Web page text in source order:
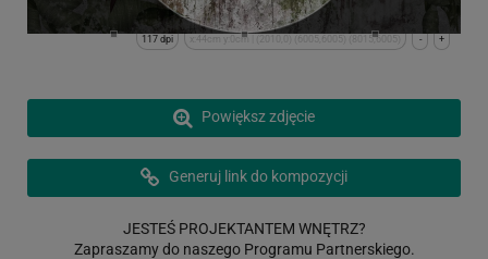
+
-
x:44cm y:0cm | (2010,0) (6005,6005) (8015,6005)
117 dpi
Powiększ zdjęcie
Generuj link do kompozycji
JESTEŚ PROJEKTANTEM WNĘTRZ?
Zapraszamy do naszego Programu Partnerskiego.